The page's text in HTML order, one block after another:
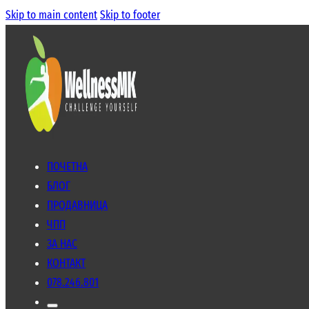
Skip to main contentSkip to footer
ПОЧЕТНА
БЛОГ
ПРОДАВНИЦА
ЧПП
ЗА НАС
КОНТАКТ
078.246.801